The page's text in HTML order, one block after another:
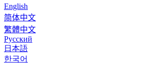
English
简体中文
繁體中文
Русский
日本語
한국어